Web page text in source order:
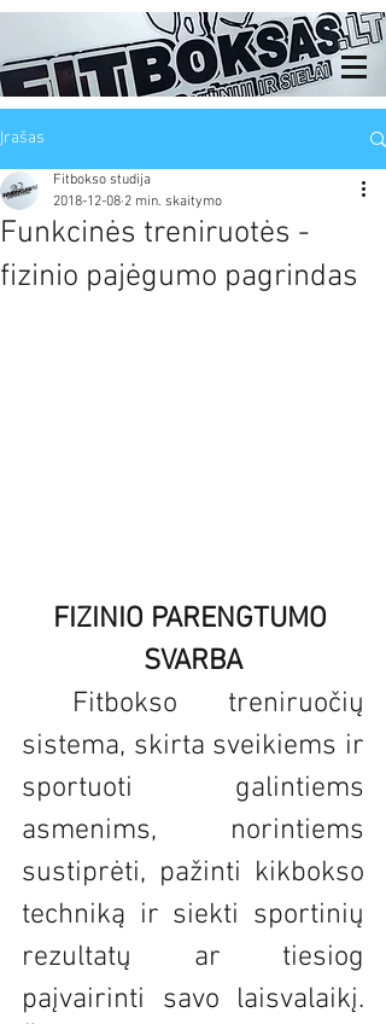
Įrašas
Funkcinės treniruotės -
fizinio pajėgumo pagrindas
Fitbokso studija
2018-12-08 2 min. skaitymo
FIZINIO PARENGTUMO
SVARBA
sistema, skirta sveikiems ir
sportuoti galintiems
asmenims, norintiems
sustiprėti, pažinti kikbokso
techniką ir siekti sportinių
rezultatų ar tiesiog
paįvairinti savo laisvalaikį.